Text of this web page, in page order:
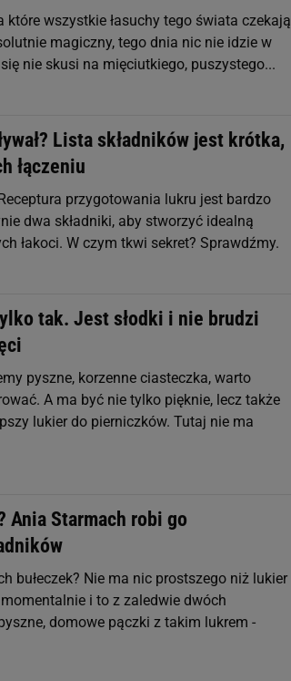
wszystkie łasuchy tego świata czekają
magiczny, tego dnia nic nie idzie w
nie skusi na mięciutkiego, puszystego...
Lista składników jest krótka,
łączeniu
przygotowania lukru jest bardzo
dwa składniki, aby stworzyć idealną
łakoci. W czym tkwi sekret? Sprawdźmy.
tak. Jest słodki i nie brudzi
pyszne, korzenne ciasteczka, warto
A ma być nie tylko pięknie, lecz także
lukier do pierniczków. Tutaj nie ma
Starmach robi go
bułeczek? Nie ma nic prostszego niż lukier
i to z zaledwie dwóch
domowe pączki z takim lukrem -